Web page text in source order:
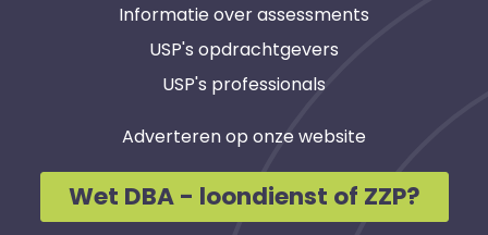
Informatie over assessments
USP's opdrachtgevers
USP's professionals
Adverteren op onze website
Wet DBA - loondienst of ZZP?